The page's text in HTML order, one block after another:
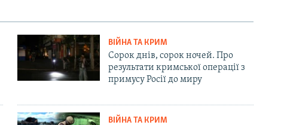
ВІЙНА ТА КРИМ
Сорок днів, сорок ночей. Про
результати кримської операції з
примусу Росії до миру
ВІЙНА ТА КРИМ